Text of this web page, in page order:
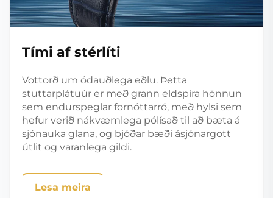
Tími af stérlíti
Vottorð um ódauðlega eðlu. Þetta
stuttarplátuúr er með grann eldspira hönnun
sem endurspeglar fornóttarró, með hylsi sem
hefur verið nákvæmlega pólísað til að bæta á
sjónauka glana, og bjóðar bæði ásjónargott
útlit og varanlega gildi.
Lesa meira